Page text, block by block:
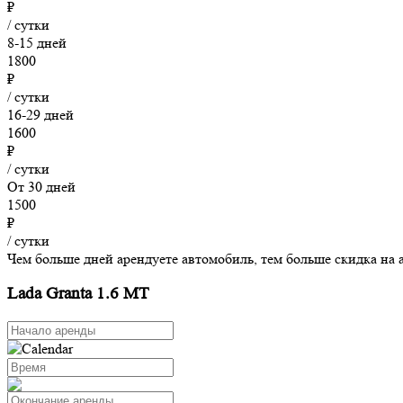
₽
/ сутки
8-15 дней
1800
₽
/ сутки
16-29 дней
1600
₽
/ сутки
От 30 дней
1500
₽
/ сутки
Чем больше дней арендуете автомобиль, тем больше скидка на
Lada Granta 1.6 MT